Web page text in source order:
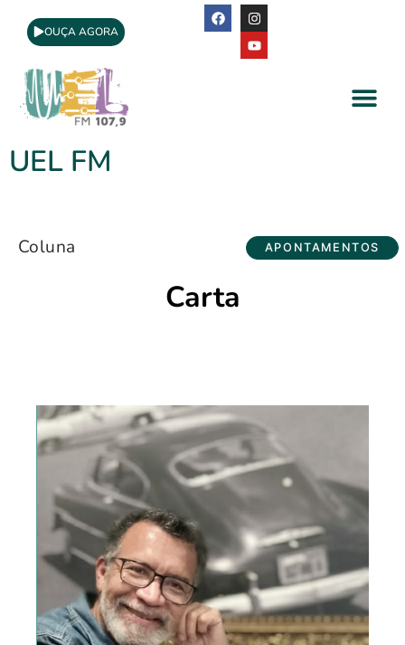
OUÇA AGORA
UEL FM
Coluna APONTAMENTOS
Carta